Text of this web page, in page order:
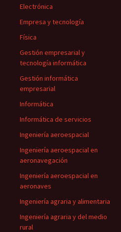
Electrónica
Empresa y tecnología
Física
Gestión empresarial y
tecnología informática
Gestión informática
empresarial
Informática
Informática de servicios
Ingeniería aeroespacial
Ingeniería aeroespacial en
aeronavegación
Ingeniería aeroespacial en
aeronaves
Ingeniería agraria y alimentaria
Ingeniería agraria y del medio
rural